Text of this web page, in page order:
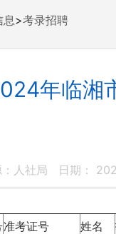
息>考录招聘
年临湘
人社局 日期：
准考证号 姓名